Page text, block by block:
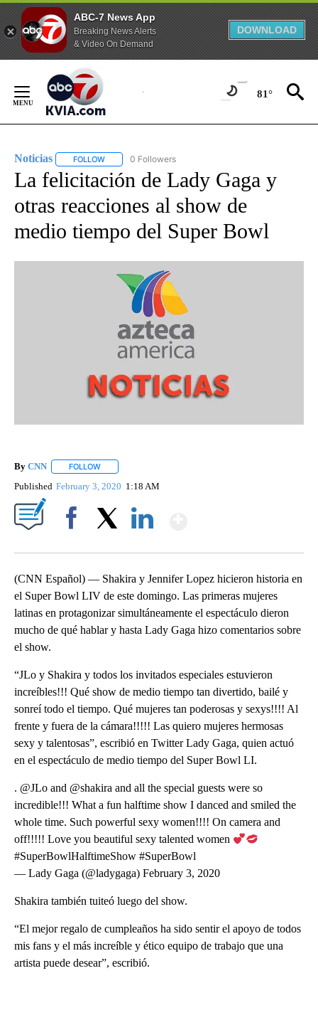
ABC-7 News App
Breaking News Alerts
& Video On Demand
DOWNLOAD
Content
81°
Noticias FOLLOW FOLLOW "NOTICIAS" TO RECEIVE NOTIFICATIONS
0 Followers
La felicitación de Lady Gaga y
otras reacciones al show de
medio tiempo del Super Bowl
By CNN FOLLOW
Published February 3, 2020 1:18 AM
(CNN Español) — Shakira y Jennifer Lopez hicieron historia en
el Super Bowl LIV de este domingo. Las primeras mujeres
latinas en protagonizar simultáneamente el espectáculo dieron
mucho de qué hablar y hasta Lady Gaga hizo comentarios sobre
el show.
“JLo y Shakira y todos los invitados especiales estuvieron
increíbles!!! Qué show de medio tiempo tan divertido, bailé y
sonreí todo el tiempo. Qué mujeres tan poderosas y sexys!!!! Al
frente y fuera de la cámara!!!!! Las quiero mujeres hermosas
sexy y talentosas”, escribió en Twitter Lady Gaga, quien actuó
en el espectáculo de medio tiempo del Super Bowl LI.
. @JLo and @shakira and all the special guests were so
incredible!!! What a fun halftime show I danced and smiled the
whole time. Such powerful sexy women!!!! On camera and
off!!!!! Love you beautiful sexy talented women
#SuperBowlHalftimeShow #SuperBowl
— Lady Gaga (@ladygaga) February 3, 2020
Shakira también tuiteó luego del show.
“El mejor regalo de cumpleaños ha sido sentir el apoyo de todos
mis fans y el más increíble y ético equipo de trabajo que una
artista puede desear”, escribió.